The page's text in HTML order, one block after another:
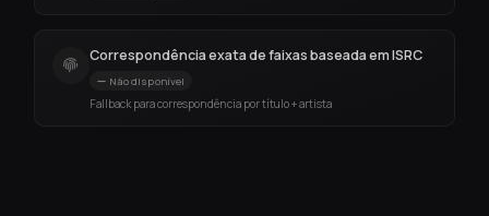
Correspondência exata de faixas baseada em ISRC
Não disponível
Fallback para correspondência por título + artista